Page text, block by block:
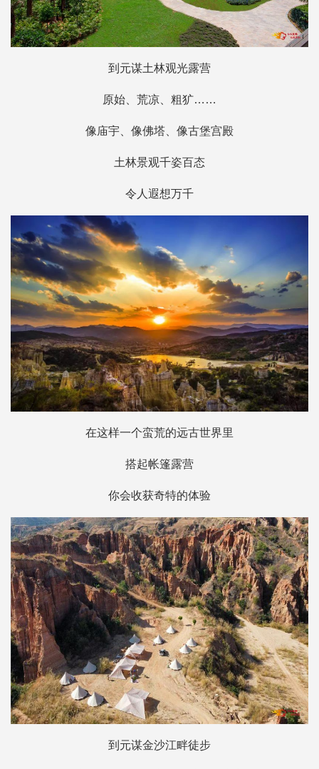
到元谋土林观光露营
原始、荒凉、粗犷……
像庙宇、像佛塔、像古堡宫殿
土林景观千姿百态
令人遐想万千
在这样一个蛮荒的远古世界里
搭起帐篷露营
你会收获奇特的体验
到元谋金沙江畔徒步